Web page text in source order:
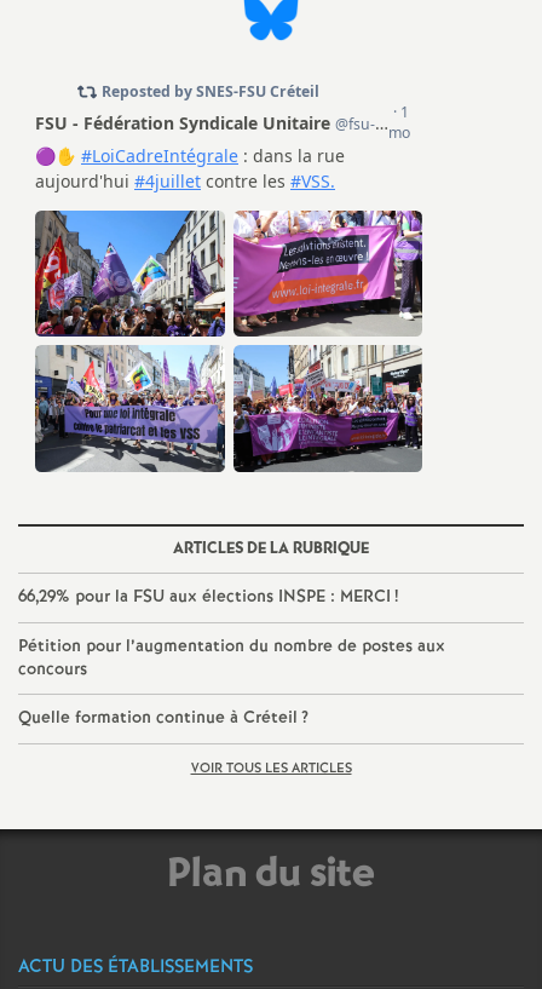
r
s
ARTICLES DE LA RUBRIQUE
66,29% pour la FSU aux élections INSPE : MERCI !
Pétition pour l’augmentation du nombre de postes aux
concours
Quelle formation continue à Créteil ?
VOIR TOUS LES ARTICLES
Plan du site
ACTU DES ÉTABLISSEMENTS